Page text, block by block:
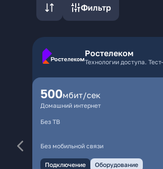
Фильтр
Ростелеком
Технологии доступа.
500мбит/сек
Домашний интернет
Без ТВ
Без мобильной связи
Подключение Оборудование